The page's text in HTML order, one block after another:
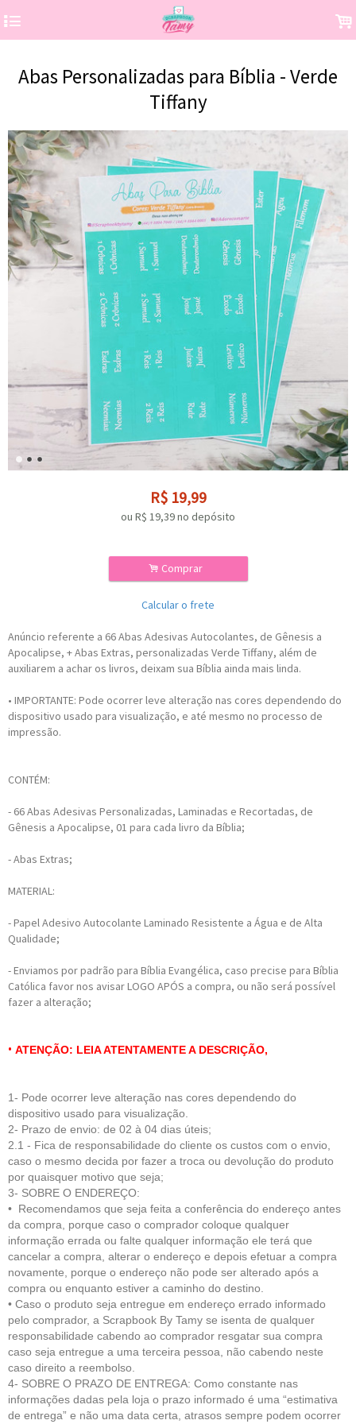
4 .
Abas Personalizadas para Bíblia - Verde
Tiffany
R$ 19,99
ou R$ 19,39no depósito
. Comprar
Calcular o frete
Anúncio referente a 66 Abas Adesivas Autocolantes, de Gênesis a
Apocalipse, + Abas Extras, personalizadas Verde Tiffany, além de
auxiliarem a achar os livros, deixam sua Bíblia ainda mais linda.
• IMPORTANTE: Pode ocorrer leve alteração nas cores dependendo do
dispositivo usado para visualização, e até mesmo no processo de
impressão.
CONTÉM:
- 66 Abas Adesivas Personalizadas, Laminadas e Recortadas, de
Gênesis a Apocalipse, 01 para cada livro da Bíblia;
- Abas Extras;
MATERIAL:
- Papel Adesivo Autocolante Laminado Resistente a Água e de Alta
Qualidade;
- Enviamos por padrão para Bíblia Evangélica, caso precise para Bíblia
Católica favor nos avisar LOGO APÓS a compra, ou não será possível
fazer a alteração;
• ATENÇÃO: LEIA ATENTAMENTE A DESCRIÇÃO,
1- Pode ocorrer leve alteração nas cores dependendo do
dispositivo usado para visualização.
2- Prazo de envio: de 02 à 04 dias úteis;
2.1 - Fica de responsabilidade do cliente os custos com o envio,
caso o mesmo decida por fazer a troca ou devolução do produto
por quaisquer motivo que seja;
3- SOBRE O ENDEREÇO:
• Recomendamos que seja feita a conferência do endereço antes
da compra, porque caso o comprador coloque qualquer
informação errada ou falte qualquer informação ele terá que
cancelar a compra, alterar o endereço e depois efetuar a compra
novamente, porque o endereço não pode ser alterado após a
compra ou enquanto estiver a caminho do destino.
• Caso o produto seja entregue em endereço errado informado
pelo comprador, a Scrapbook By Tamy se isenta de qualquer
responsabilidade cabendo ao comprador resgatar sua compra
caso seja entregue a uma terceira pessoa, não cabendo neste
caso direito a reembolso.
4- SOBRE O PRAZO DE ENTREGA: Como constante nas
informações dadas pela loja o prazo informado é uma “estimativa
de entrega” e não uma data certa, atrasos sempre podem ocorrer